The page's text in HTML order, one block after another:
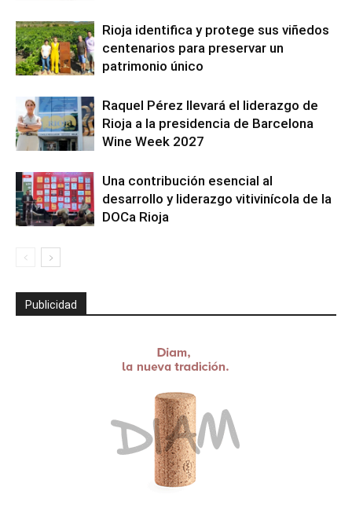
Rioja identifica y protege sus viñedos
centenarios para preservar un
patrimonio único
Raquel Pérez llevará el liderazgo de
Rioja a la presidencia de Barcelona
Wine Week 2027
Una contribución esencial al
desarrollo y liderazgo vitivinícola de la
DOCa Rioja
Publicidad